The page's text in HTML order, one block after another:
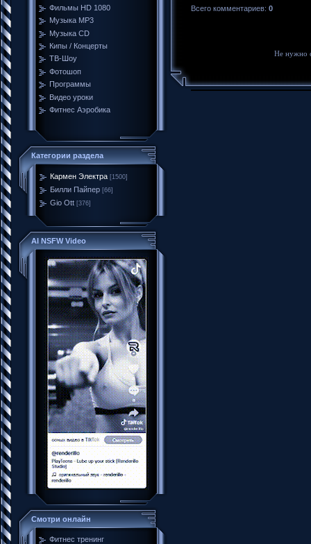
Фильмы HD 1080
Музыка MP3
Музыка CD
Кипы / Концерты
ТВ-Шоу
Фотошоп
Программы
Видео уроки
Фитнес Аэробика
Категории раздела
Кармен Электра [1500]
Билли Пайпер [66]
Gio Ott [376]
AI NSFW Video
Смотри онлайн
Фитнес тренинг
Всего комментариев: 0
Не нужно